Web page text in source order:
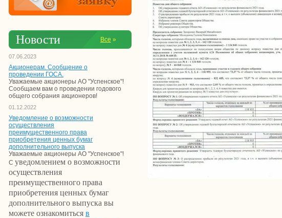
Новости Все »
07.06.2023
Акционерам. Сообщение о
проведении ГОСА.
Уважаемые акционеры АО "Успенское"!
Сообщаем вам о проведении годового
общего собрания акционеров!
01.12.2022
Уведомление о возможности
осуществления
преимущественного права
приобретения ценных бумаг
дополнительного выпуска
Уважаемые акционеры АО "Успенское"!
С уведомлением о возможности
осуществления
преимущественного права
приобретения ценных бумаг
дополнительного выпуска вы
можете ознакомиться в